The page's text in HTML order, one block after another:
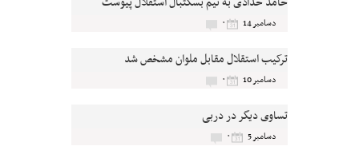
دسامبر 14 ۰
ترکیب استقلال مقابل ملوان مشخص شد
دسامبر 10 ۰
تساوی دیگر در دربی
دسامبر 5 ۰